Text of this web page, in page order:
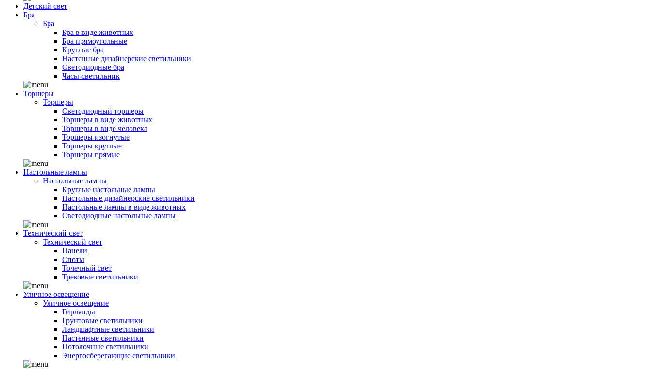
Детский свет
Бра
Бра
Бра в виде животных
Бра прямоугольные
Круглые бра
Настенные дизайнерские светильники
Светодиодные бра
Часы-светильник
Торшеры
Торшеры
Светодиодный торшеры
Торшеры в виде животных
Торшеры в виде человека
Торшеры изогнутые
Торшеры круглые
Торшеры прямые
Настольные лампы
Настольные лампы
Круглые настольные лампы
Настольные дизайнерские светильники
Настольные лампы в виде животных
Светодиодные настольные лампы
Технический свет
Технический свет
Панели
Споты
Точечный свет
Трековые светильники
Уличное освещение
Уличное освещение
Гирлянды
Грунтовые светильники
Ландшафтные светильники
Настенные светильники
Потолочные светильники
Энергосберегающие светильники